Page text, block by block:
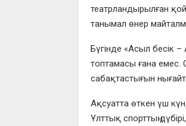
театрландырылған
танымал өнер
Бүгінде «Асыл бесік
топтамасы ғана емес.
сабақтастығын
Ақсуатта өткен үш
Ұлттық спорттың